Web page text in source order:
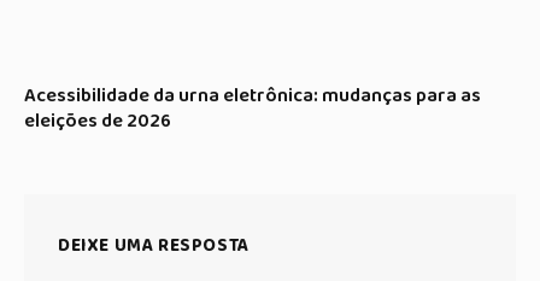
Acessibilidade da urna eletrônica: mudanças para as
eleições de 2026
DEIXE UMA RESPOSTA